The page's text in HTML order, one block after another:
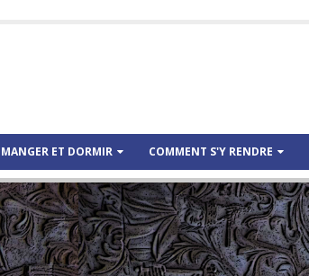
MANGER ET DORMIR COMMENT S'Y RENDRE